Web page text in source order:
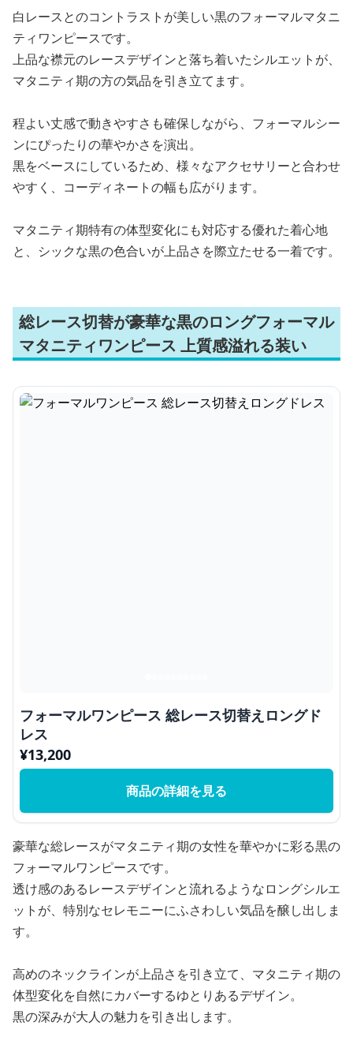
白レースとのコントラストが美しい黒のフォーマルマタニ
ティワンピースです。
上品な襟元のレースデザインと落ち着いたシルエットが、
マタニティ期の方の気品を引き立てます。
程よい丈感で動きやすさも確保しながら、フォーマルシー
ンにぴったりの華やかさを演出。
黒をベースにしているため、様々なアクセサリーと合わせ
やすく、コーディネートの幅も広がります。
マタニティ期特有の体型変化にも対応する優れた着心地
と、シックな黒の色合いが上品さを際立たせる一着です。
総レース切替が豪華な黒のロングフォーマル
マタニティワンピース 上質感溢れる装い
フォーマルワンピース 総レース切替えロングド
レス
¥13,200
商品の詳細を見る
豪華な総レースがマタニティ期の女性を華やかに彩る黒の
フォーマルワンピースです。
透け感のあるレースデザインと流れるようなロングシルエ
ットが、特別なセレモニーにふさわしい気品を醸し出しま
す。
高めのネックラインが上品さを引き立て、マタニティ期の
体型変化を自然にカバーするゆとりあるデザイン。
黒の深みが大人の魅力を引き出します。